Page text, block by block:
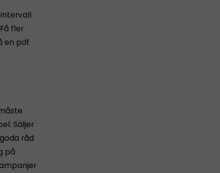
fler
en pdf
Säljer
råd
på